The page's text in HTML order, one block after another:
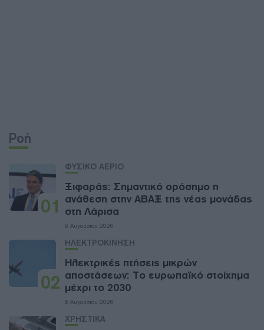
Ροή
01
ΦΥΣΙΚΟ ΑΕΡΙΟ
Ξιφαράς: Σημαντικό ορόσημο η
ανάθεση στην ΑΒΑΞ της νέας μονάδας
στη Λάρισα
6 Αυγούστου 2026
02
ΗΛΕΚΤΡΟΚΙΝΗΣΗ
Ηλεκτρικές πτήσεις μικρών
αποστάσεων: Το ευρωπαϊκό στοίχημα
μέχρι το 2030
6 Αυγούστου 2026
ΧΡΗΣΤΙΚΑ